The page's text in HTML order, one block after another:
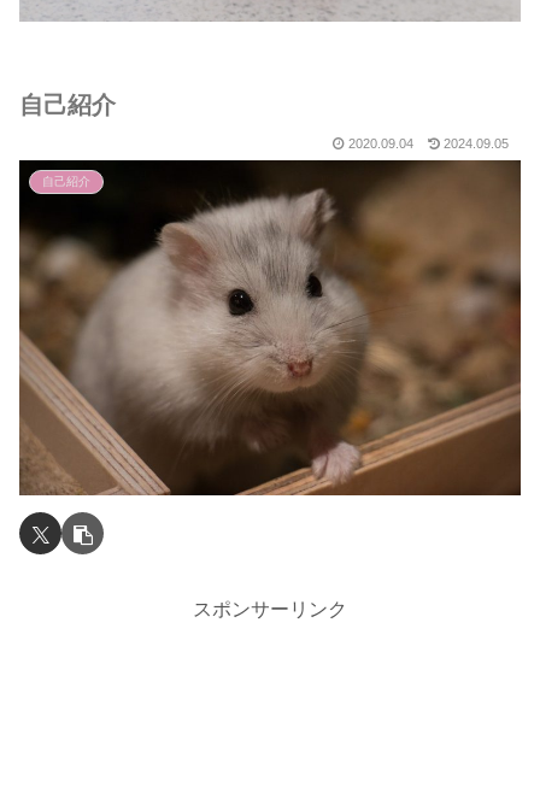
自己紹介
2020.09.04 2024.09.05
自己紹介
スポンサーリンク